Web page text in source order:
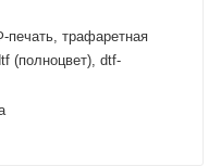
печать, трафаретная
(полноцвет), dtf-